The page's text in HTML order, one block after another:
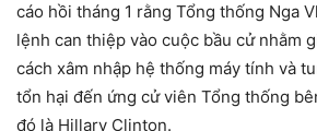
cáo hồi tháng 1 rằng Tổng thống Nga
lệnh can thiệp vào cuộc bầu cử nhằm
cách xâm nhập hệ thống máy tính và
tổn hại đến ứng cử viên Tổng thống
đó là Hillary Clinton.